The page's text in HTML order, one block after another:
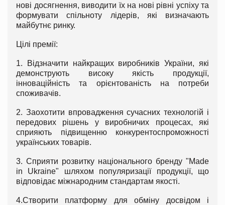
нові досягнення, виводити їх на нові рівні успіху та
формувати спільноту лідерів, які визначають
майбутнє ринку.
Цілі премії:
1. Відзначити найкращих виробників України, які
демонструють високу якість продукції,
інноваційність та орієнтованість на потреби
споживачів.
2. Заохотити впровадження сучасних технологій і
передових рішень у виробничих процесах, які
сприяють підвищенню конкурентоспроможності
українських товарів.
3. Сприяти розвитку національного бренду "Made
in Ukraine" шляхом популяризації продукції, що
відповідає міжнародним стандартам якості.
4.Створити платформу для обміну досвідом і